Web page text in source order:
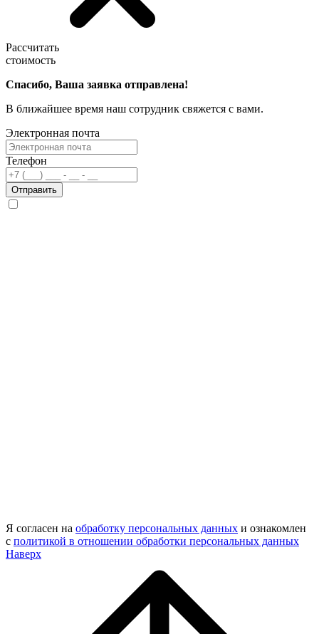
Рассчитать
стоимость
Спасибо, Ваша заявка отправлена!
В ближайшее время наш сотрудник свяжется с вами.
Электронная почта
Телефон
Отправить
Я согласен на обработку персональных данных и ознакомлен
с политикой в отношении обработки персональных данных
Наверх